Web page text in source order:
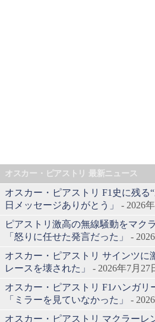
オスカー・ピアストリ 最新ニュース
オスカー・ピアストリ F1史に残る
日メッセージありがとう」
- 2026
ピアストリ激高の無線騒動をマク
「怒りに任せた発言だった」
-
オスカー・ピアストリ サインツに
レースを壊された」
- 2026年7月27
オスカー・ピアストリ F1ハンガリ
「ミラーを見ていなかった」
-
オスカー・ピアストリ マクラーレ